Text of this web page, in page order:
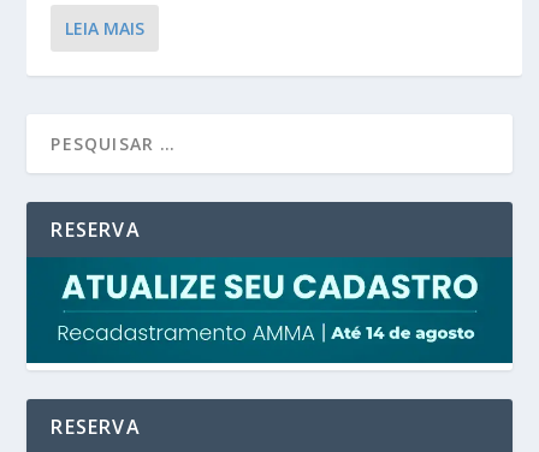
LEIA MAIS
RESERVA
RESERVA